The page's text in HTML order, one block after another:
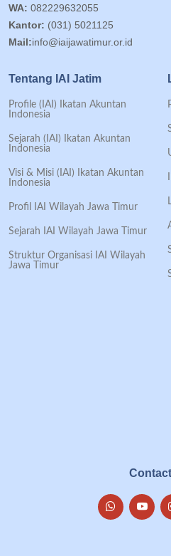
WA: 082229632055
Kantor: (031) 5021125
Mail:info@iaijawatimur.or.id
Tentang IAI Jatim
Profile (IAI) Ikatan Akuntan
Indonesia
Sejarah (IAI) Ikatan Akuntan
Indonesia
Visi & Misi (IAI) Ikatan Akuntan
Indonesia
Profil IAI Wilayah Jawa Timur
Sejarah IAI Wilayah Jawa Timur
Struktur Organisasi IAI Wilayah
Jawa Timur